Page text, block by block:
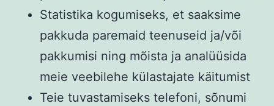
Statistika kogumiseks, et saaksime
pakkuda paremaid teenuseid ja/või
pakkumisi ning mõista ja analüüsida
meie veebilehe külastajate käitumist
Teie tuvastamiseks telefoni, sõnumi